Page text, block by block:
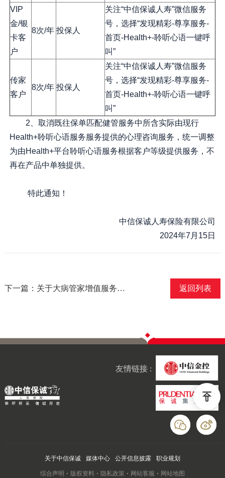
VIP
金/银
卡客
户
8次/年 投保人
关注“中信保诚人寿”微信服务
号，选择“发现精彩-尊享服务-
首页-Health+-聆听心语一键呼
叫”
传家
客户
8次/年 投保人
关注“中信保诚人寿”微信服务
号，选择“发现精彩-尊享服务-
首页-Health+-聆听心语一键呼
叫”
2、取消既往保单匹配健管服务中所含实际由现行
Health+聆听心语服务服务提供的心理咨询服务，统一调整
为由Health+平台聆听心语服务根据客户等级提供服务，不
再在产品中单独提供。
特此通知！
中信保诚人寿保险有限公司
2024年7月15日
下一篇：关于大病管家增值服务进行部分调整的公告 返回列表
友情链接 :
关于中信保诚 媒体中心 公开信息披露 职业规划
综合声明 版权资料 隐私政策 网站客服 网站地图